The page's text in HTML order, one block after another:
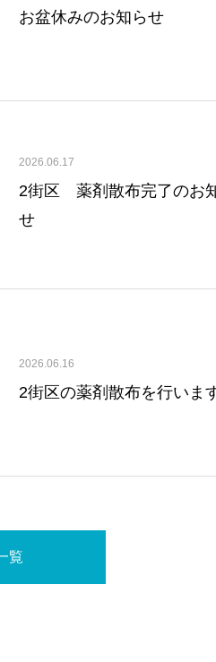
お盆休みのお知らせ
2026.06.17
2街区 薬剤散布完了のお
せ
2026.06.16
2街区の薬剤散布を行いま
覧